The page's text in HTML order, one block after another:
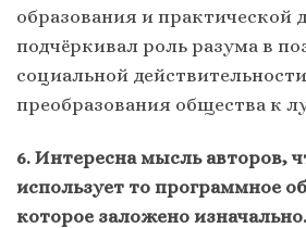
образования и практической
подчёркивал роль разума в
социальной
преобразования общества к
6. Интересна мысль авторов,
использует то программное
которое заложено